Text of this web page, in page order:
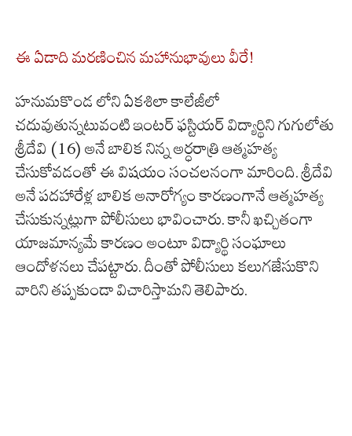
ఈ ఏడాది మరణించిన మహానుభావులు వీరే!
హనుమకొండ లోని ఏకశిలా కాలేజీలో
చదువుతున్నటువంటి ఇంటర్ ఫస్టియర్ విద్యార్థిని గుగులోతు
శ్రీదేవి (16) అనే బాలిక నిన్న అర్ధరాత్రి ఆత్మహత్య
చేసుకోవడంతో ఈ విషయం సంచలనంగా మారింది. శ్రీదేవి
అనే పదహారేళ్ల బాలిక అనారోగ్యం కారణంగానే ఆత్మహత్య
చేసుకున్నట్లుగా పోలీసులు భావించారు. కానీ ఖచ్చితంగా
యాజమాన్యమే కారణం అంటూ విద్యార్థి సంఘాలు
ఆందోళనలు చేపట్టారు. దీంతో పోలీసులు కలుగజేసుకొని
వారిని తప్పకుండా విచారిస్తామని తెలిపారు.